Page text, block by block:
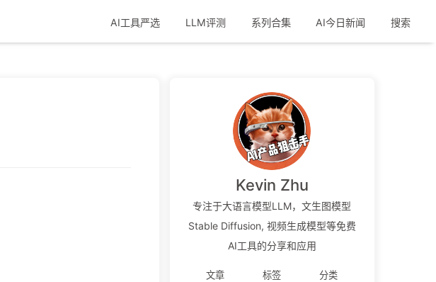
AI工具严选 LLM评测 系列合集 AI今日新闻 搜索
Kevin Zhu
专注于大语言模型LLM，文生图模型
Stable Diffusion, 视频生成模型等免费
AI工具的分享和应用
文章 标签 分类